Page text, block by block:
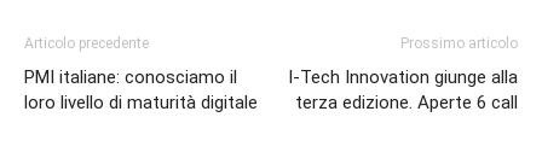
Articolo precedente
PMI italiane: conosciamo il
loro livello di maturità digitale
Prossimo articolo
I-Tech Innovation giunge alla
terza edizione. Aperte 6 call